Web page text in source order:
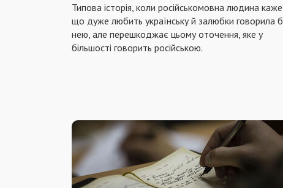
Типова історія, коли російськомовна людина каже,
що дуже любить українську й залюбки говорила б
нею, але перешкоджає цьому оточення, яке у
більшості говорить російською.